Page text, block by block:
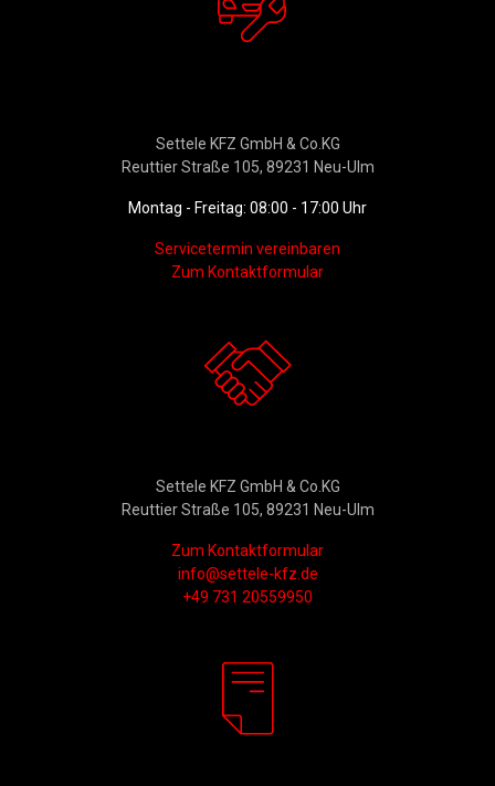
Settele KFZ GmbH & Co.KG
Reuttier Straße 105, 89231 Neu-Ulm
Montag - Freitag: 08:00 - 17:00 Uhr
Servicetermin vereinbaren
Zum Kontaktformular
Settele KFZ GmbH & Co.KG
Reuttier Straße 105, 89231 Neu-Ulm
Zum Kontaktformular
info@settele-kfz.de
+49 731 20559950